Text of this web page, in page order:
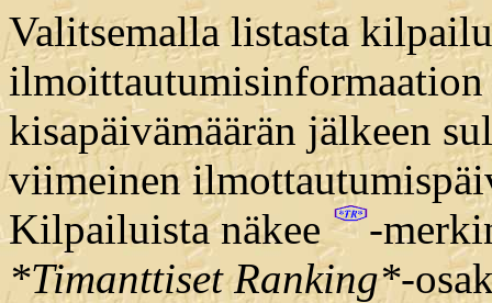
Valitsemalla listasta
kisapäivämäärän jälkeen
viimeinen
Kilpailuista näkee
-
*Timanttiset Ranking*-